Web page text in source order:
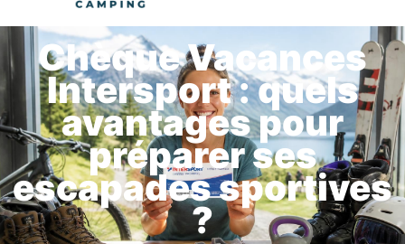
Chèque Vacances
Intersport : quels
avantages pour
préparer ses
escapades sportives
?